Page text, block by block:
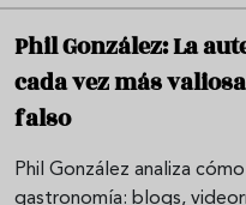
Phil González: La
cada vez más
falso
Phil González analiza
gastronomía: blogs,